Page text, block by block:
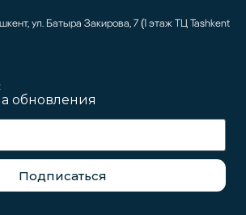
ул. Батыра Закирова, 7 (1 этаж ТЦ Tashkent
обновления
Подписаться